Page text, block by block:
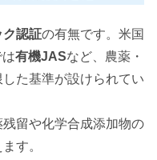
ク認証の有無です。米国
は有機JASなど、農薬・
た基準が設けられてい
留や化学合成添加物の
す。